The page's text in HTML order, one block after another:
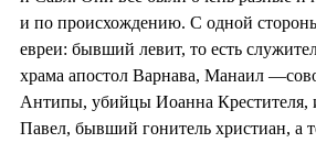
и по происхождению. С одной
евреи: бывший левит, то есть
храма апостол Варнава, Манаил
Антипы, убийцы Иоанна
Павел, бывший гонитель христиан, а